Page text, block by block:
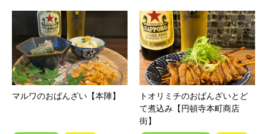
マルワのおばんざい【本陣】
トオリミチのおばんざいとど
て煮込み【円頓寺本町商店
街】